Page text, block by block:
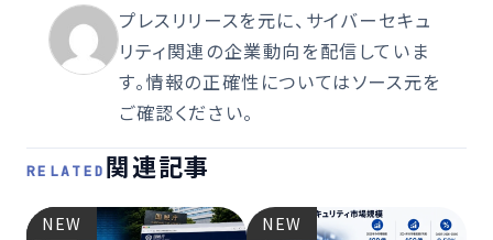
プレスリリースを元に、サイバーセキュ
リティ関連の企業動向を配信していま
す。情報の正確性についてはソース元を
ご確認ください。
RELATED 関連記事
NEW NEW